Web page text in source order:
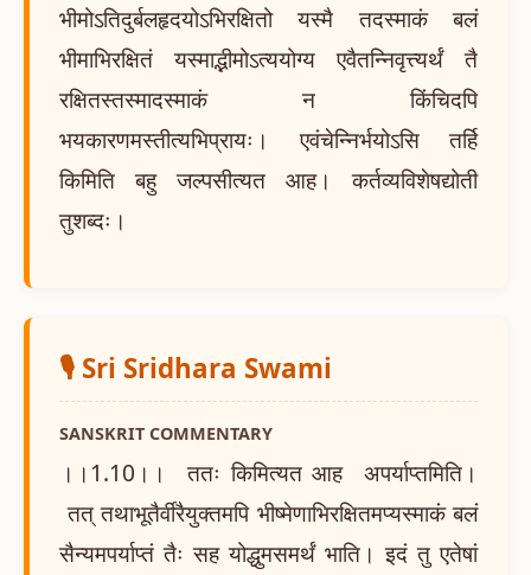
भीमोऽतिदुर्बलहृदयोऽभिरक्षितो यस्मै तदस्माकं बलं
भीमाभिरक्षितं यस्माद्भीमोऽत्ययोग्य एवैतन्निवृत्त्यर्थं तै
रक्षितस्तस्मादस्माकं न किंचिदपि
भयकारणमस्तीत्यभिप्रायः। एवंचेन्निर्भयोऽसि तर्हि
किमिति बहु जल्पसीत्यत आह। कर्तव्यविशेषद्योती
तुशब्दः।
🎙️ Sri Sridhara Swami
SANSKRIT COMMENTARY
।।1.10।। ततः किमित्यत आह अपर्याप्तमिति।
तत् तथाभूतैर्वीरैयुक्तमपि भीष्मेणाभिरक्षितमप्यस्माकं बलं
सैन्यमपर्याप्तं तैः सह योद्धुमसमर्थं भाति। इदं तु एतेषां